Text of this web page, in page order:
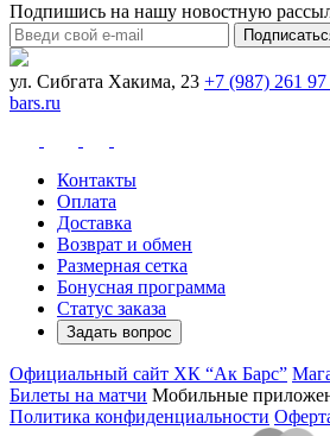
Подпишись на нашу новостную
ул. Сибгата Хакима, 23 +7 (987) 261 97
bars.ru
Контакты
Оплата
Доставка
Возврат и обмен
Размерная сетка
Бонусная программа
Статус заказа
Задать вопрос
Официальный сайт ХК “Ак Барс”
Билеты на матчи Мобильные
Политика конфиденциальности